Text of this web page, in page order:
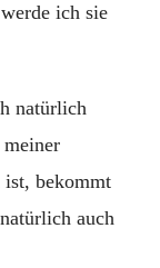
ich sie
natürlich
ist, bekommt
auch